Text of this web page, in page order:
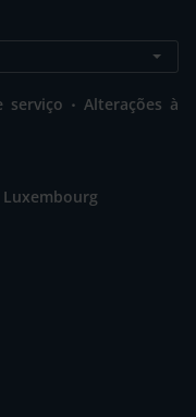
serviço . Alterações à
Luxembourg